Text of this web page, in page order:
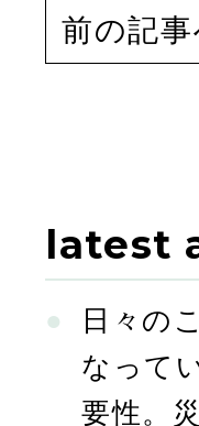
前の記事
latest
日々の
なって
要性。災